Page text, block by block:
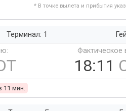
* В точке вылета и прибытия
Терминал: 1
Фактическое
18:11
11 мин.